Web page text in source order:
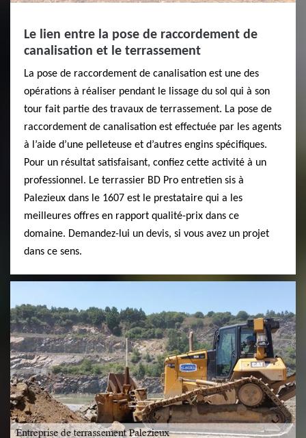
Le lien entre la pose de raccordement de
canalisation et le terrassement
La pose de raccordement de canalisation est une des
opérations à réaliser pendant le lissage du sol qui à son
tour fait partie des travaux de terrassement. La pose de
raccordement de canalisation est effectuée par les agents
à l’aide d’une pelleteuse et d’autres engins spécifiques.
Pour un résultat satisfaisant, confiez cette activité à un
professionnel. Le terrassier BD Pro entretien sis à
Palezieux dans le 1607 est le prestataire qui a les
meilleures offres en rapport qualité-prix dans ce
domaine. Demandez-lui un devis, si vous avez un projet
dans ce sens.